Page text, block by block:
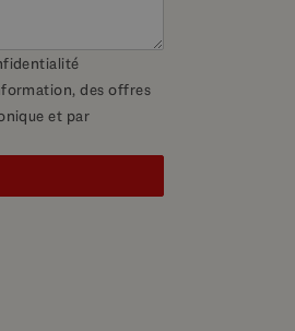
des offres
et par